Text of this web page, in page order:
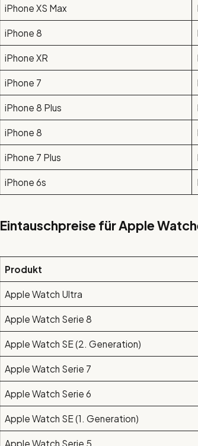
iPhone XS Max
iPhone 8
iPhone XR
iPhone 7
iPhone 8 Plus
iPhone 8
iPhone 7 Plus
iPhone 6s
Eintauschpreise für Apple
Produkt
Apple Watch Ultra
Apple Watch Serie 8
Apple Watch SE (2. Generation)
Apple Watch Serie 7
Apple Watch Serie 6
Apple Watch SE (1. Generation)
Apple Watch Serie 5